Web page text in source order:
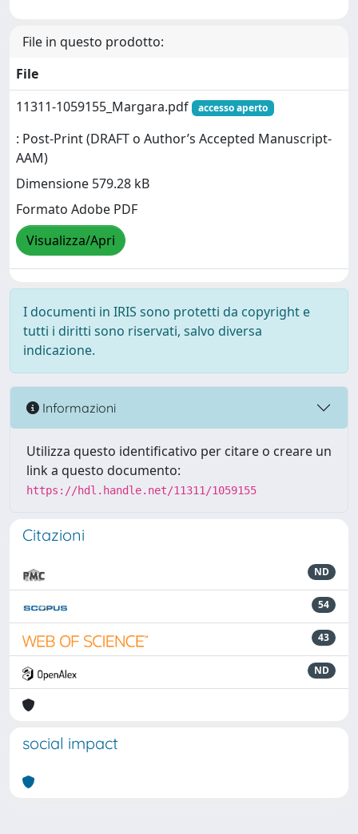
File in questo prodotto:
File
11311-1059155_Margara.pdf
accesso aperto
: Post-Print (DRAFT o Author’s Accepted Manuscript-
AAM)
Dimensione 579.28 kB
Formato Adobe PDF
Visualizza/Apri
I documenti in IRIS sono protetti da copyright e
tutti i diritti sono riservati, salvo diversa
indicazione.
Informazioni
Utilizza questo identificativo per citare o creare un
link a questo documento:
https://hdl.handle.net/11311/1059155
Citazioni
ND
54
43
ND
social impact